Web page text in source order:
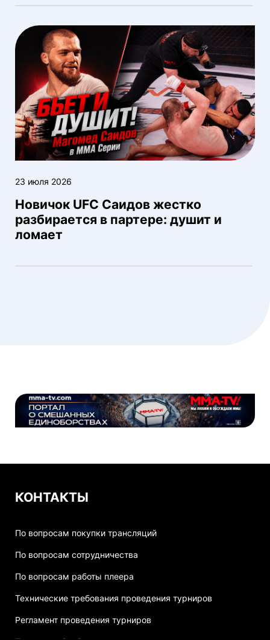
23 июля 2026
Новичок UFC Саидов жестко
разбирается в партере: душит и
ломает
КОНТАКТЫ
По вопросам покупки трансляций
По вопросам сотрудничества
По вопросам работы плеера
Технические требования проведения турниров
Регламент проведения турниров